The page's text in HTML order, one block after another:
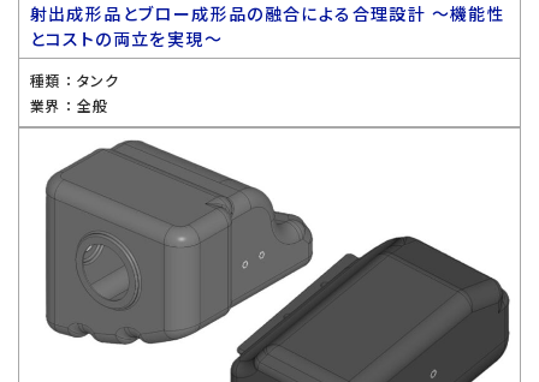
射出成形品とブロー成形品の融合による合理設計 〜機能性
とコストの両立を実現〜
種類 ： タンク
業界 ： 全般